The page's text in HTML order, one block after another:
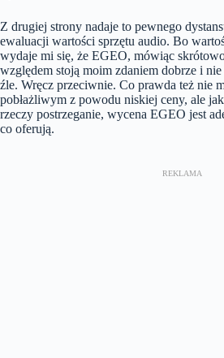
Z drugiej strony nadaje to pewnego
ewaluacji wartości sprzętu audio. Bo
wydaje mi się, że EGEO, mówiąc
względem stoją moim zdaniem dobrze i
źle. Wręcz przeciwnie. Co prawda też nie
pobłażliwym z powodu niskiej ceny, ale
rzeczy postrzeganie, wycena EGEO jest
co oferują.